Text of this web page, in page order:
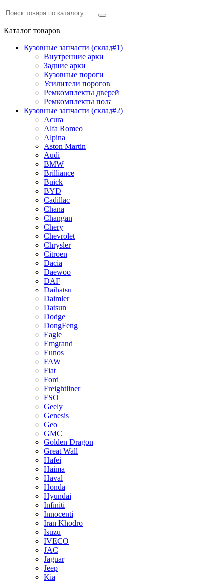
Каталог товаров
Кузовные запчасти (склад#1)
Внутренние арки
Задние арки
Кузовные пороги
Усилители порогов
Ремкомплекты дверей
Ремкомплекты пола
Кузовные запчасти (склад#2)
Acura
Alfa Romeo
Alpina
Aston Martin
Audi
BMW
Brilliance
Buick
BYD
Cadillac
Chana
Changan
Chery
Chevrolet
Chrysler
Citroen
Dacia
Daewoo
DAF
Daihatsu
Daimler
Datsun
Dodge
DongFeng
Eagle
Emgrand
Eunos
FAW
Fiat
Ford
Freightliner
FSO
Geely
Genesis
Geo
GMC
Golden Dragon
Great Wall
Hafei
Haima
Haval
Honda
Hyundai
Infiniti
Innocenti
Iran Khodro
Isuzu
IVECO
JAC
Jaguar
Jeep
Kia